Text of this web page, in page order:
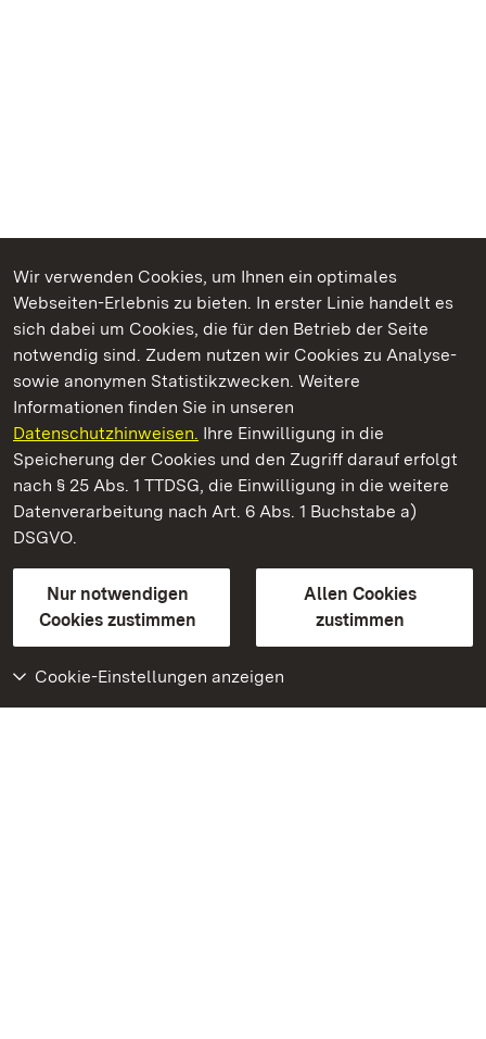
Wir verwenden Cookies, um Ihnen ein optimales
Webseiten-Erlebnis zu bieten. In erster Linie handelt es
sich dabei um Cookies, die für den Betrieb der Seite
notwendig sind. Zudem nutzen wir Cookies zu Analyse-
sowie anonymen Statistikzwecken. Weitere
Informationen finden Sie in unseren
Datenschutzhinweisen. Ihre Einwilligung in die
Speicherung der Cookies und den Zugriff darauf erfolgt
nach § 25 Abs. 1 TTDSG, die Einwilligung in die weitere
Datenverarbeitung nach Art. 6 Abs. 1 Buchstabe a)
DSGVO.
Nur notwendigen
Cookies zustimmen
Allen Cookies
zustimmen
Cookie-Einstellungen anzeigen
Kommen. Staunen. Genießen.
Staatliche Schlösser und Gärten Baden‑Württemberg
Staatliche Schlösser und Gärten Baden-Württemberg
Kontakt
GebärdenspracheLeichte Sprache
Erklärung zur Barrierefreiheit
BITV-konform (geprüfte Seiten)
Weiteres